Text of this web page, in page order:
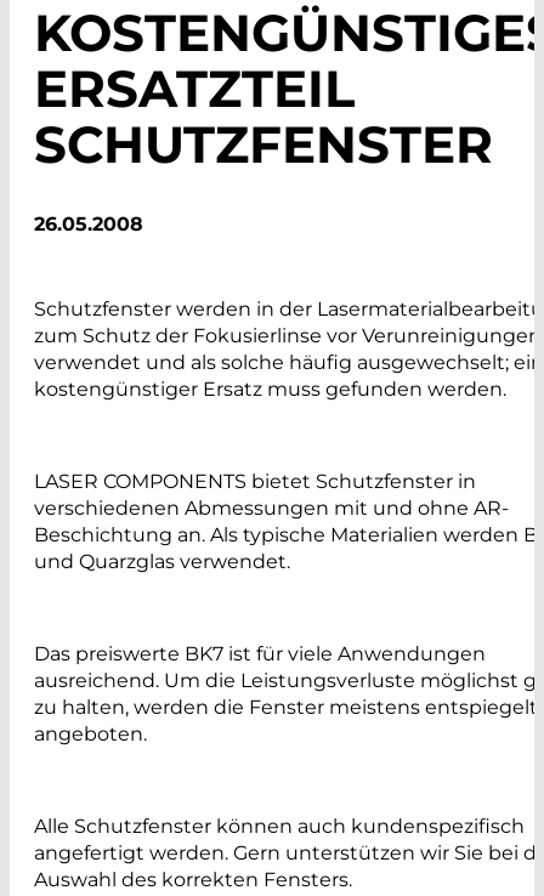
ERSATZTEIL
SCHUTZFENSTER
26.05.2008
Schutzfenster werden in der
zum Schutz der Fokusierlinse vor Verunreinigungen
verwendet und als solche häufig ausgewechselt; ein
kostengünstiger Ersatz muss gefunden werden.
LASER COMPONENTS bietet Schutzfenster in
verschiedenen Abmessungen mit und ohne AR-
Beschichtung an. Als typische Materialien werden
und Quarzglas verwendet.
Das preiswerte BK7 ist für viele Anwendungen
ausreichend. Um die Leistungsverluste möglichst
zu halten, werden die Fenster meistens entspiegelt
angeboten.
Alle Schutzfenster können auch kundenspezifisch
angefertigt werden. Gern unterstützen wir Sie bei
Auswahl des korrekten Fensters.